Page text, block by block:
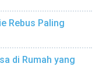
Rebus Paling
di Rumah yang